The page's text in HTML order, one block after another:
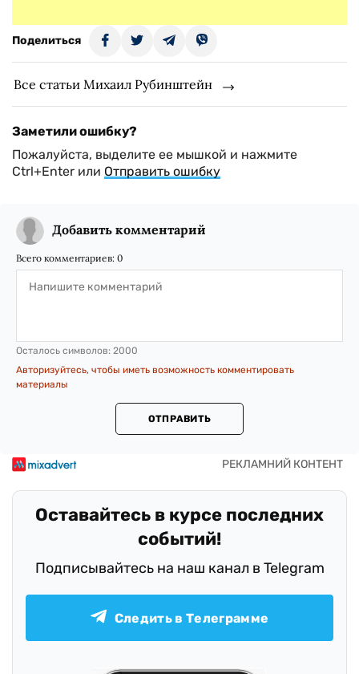
Поделиться
Все статьи Михаил Рубинштейн
Заметили ошибку?
Пожалуйста, выделите ее мышкой и нажмите
Ctrl+Enter или Отправить ошибку
Добавить комментарий
Всего комментариев: 0
Осталось символов: 2000
Авторизуйтесь, чтобы иметь возможность комментировать
материалы
ОТПРАВИТЬ
Оставайтесь в курсе последних
событий!
Подписывайтесь на наш канал в Telegram
Следить в Телеграмме